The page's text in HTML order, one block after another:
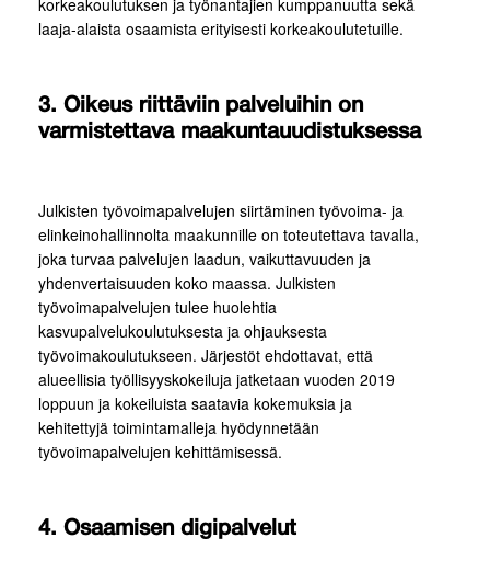
laaja-alaista osaamista erityisesti korkeakoulutetuille.
3. Oikeus riittäviin palveluihin on
varmistettava maakuntauudistuksessa
Julkisten työvoimapalvelujen siirtäminen työvoima- ja
elinkeinohallinnolta maakunnille on toteutettava tavalla,
joka turvaa palvelujen laadun, vaikuttavuuden ja
yhdenvertaisuuden koko maassa. Julkisten
työvoimapalvelujen tulee huolehtia
kasvupalvelukoulutuksesta ja ohjauksesta
työvoimakoulutukseen. Järjestöt ehdottavat, että
alueellisia työllisyyskokeiluja jatketaan vuoden 2019
loppuun ja kokeiluista saatavia kokemuksia ja
kehitettyjä toimintamalleja hyödynnetään
työvoimapalvelujen kehittämisessä.
4. Osaamisen digipalvelut